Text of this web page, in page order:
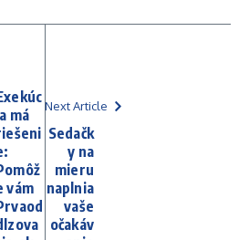
má
vám
Next Article
Sedačk
y na
mieru
naplnia
vaše
očakáv